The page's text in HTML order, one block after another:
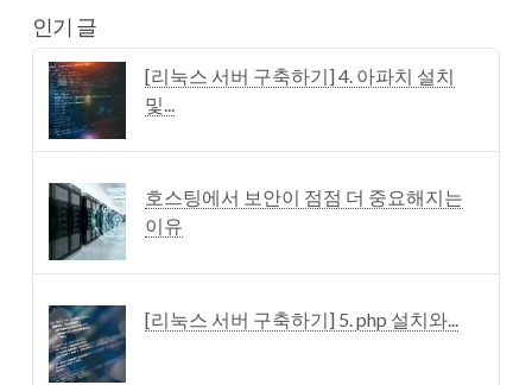
인기 글
[리눅스 서버 구축하기] 4. 아파치 설치
및...
호스팅에서 보안이 점점 더 중요해지는
이유
[리눅스 서버 구축하기] 5. php 설치와...